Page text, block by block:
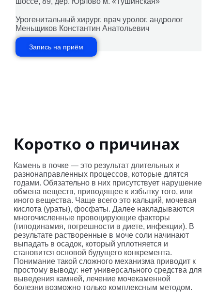
Урогенитальный хирург, врач уролог, андролог
Меньщиков Константин Анатольевич
Запись на приём
Коротко о причинах
Камень в почке — это результат длительных и
разнонаправленных процессов, которые длятся
годами. Обязательно в них присутствует нарушение
обмена веществ, приводящее к избытку того, или
иного вещества. Чаще всего это кальций, мочевая
кислота (ураты), фосфаты. Далее накладываются
многочисленные провоцирующие факторы
(гиподинамия, погрешности в диете, инфекции). В
результате растворенные в моче соли начинают
выпадать в осадок, который уплотняется и
становится основой будущего конкремента.
Понимание такой сложного механизма приводит к
простому выводу: нет универсального средства для
выведения камней, лечение мочекаменной
болезни возможно только комплексным методом.